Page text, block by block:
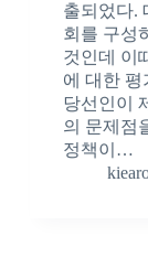
출되었다.
회를 구성
것인데 이
에 대한 평
당선인이
의 문제점
정책이…